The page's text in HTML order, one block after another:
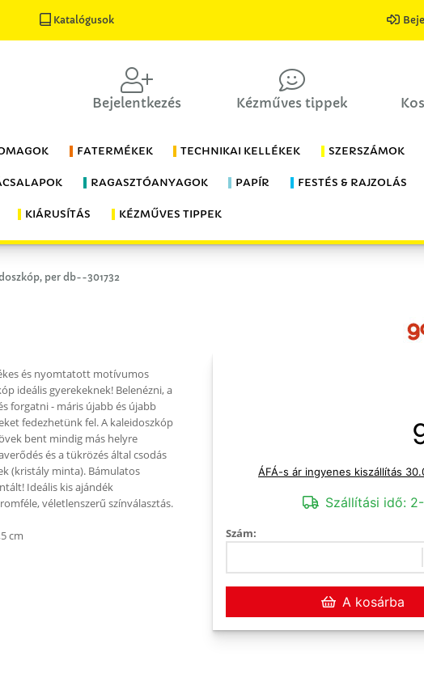
Katalógusok
Bejelentkezés Kézműves tippek
FATERMÉKEK TECHNIKAI KELLÉKEK SZERSZÁMOK
RAGASZTÓANYAGOK PAPÍR FESTÉS & RAJZOLÁS
KIÁRUSÍTÁS KÉZMŰVES TIPPEK
per db--301732
és nyomtatott motívumos
ideális gyerekeknek! Belenézni, a
forgatni - máris újabb és újabb
fedezhetünk fel. A kaleidoszkóp
bent mindig más helyre
és a tükrözés által csodás
(kristály minta). Bámulatos
Ideális kis ajándék
véletlenszerű színválasztás.
ÁFÁ-s ár ingyenes kiszállítás
Szállítási idő:
Szám:
A kosárba